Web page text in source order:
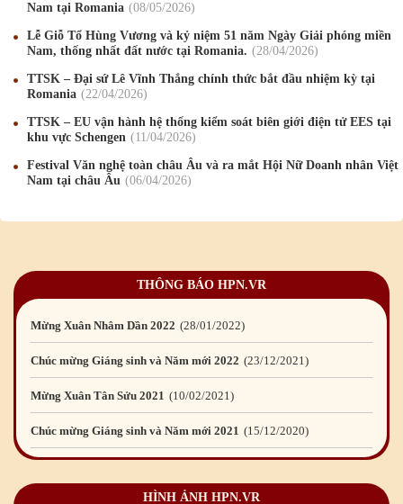
Nam tại Romania
08/05/2026
Lễ Giỗ Tổ Hùng Vương và kỷ niệm 51 năm Ngày Giải phóng miền
Nam, thống nhất đất nước tại Romania.
28/04/2026
TTSK – Đại sứ Lê Vĩnh Thắng chính thức bắt đầu nhiệm kỳ tại
Romania
22/04/2026
TTSK – EU vận hành hệ thống kiểm soát biên giới điện tử EES tại
khu vực Schengen
11/04/2026
Festival Văn nghệ toàn châu Âu và ra mắt Hội Nữ Doanh nhân Việt
Nam tại châu Âu
06/04/2026
THÔNG BÁO HPN.VR
Mừng Xuân Kỷ Hợi 2019 03/02
Chúc mừng Giáng sinh và Năm mới 2019 22/12/2018
Mừng Xuân Bính Ngọ 2026 15/02/2026
Chúc mừng Giáng sinh và Năm mới 2026 24 /12 /2025
Mừng Xuân Giáp Thìn 2024 09
Chúc mừng Giáng sinh và Năm mới 2024 21/12/2023
Chúc mừng Giáng sinh và Năm mới 2023 24/12
Mừng Xuân Nhâm Dần 2022 28/01/2022
Chúc mừng Giáng sinh và Năm mới 2022 23/12/2021
Mừng Xuân Tân Sửu 2021 10/02/2021
Chúc mừng Giáng sinh và Năm mới 2021 15/12/2020
Chúc mừng Giáng sinh và Năm mới 2020 24/12
HÌNH ẢNH HPN.VR